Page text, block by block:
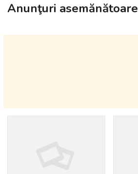
Anunţuri asemănătoare